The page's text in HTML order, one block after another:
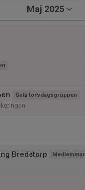
Maj 2025
Gula torsdagsgruppen
Bredstorp Medlemmar